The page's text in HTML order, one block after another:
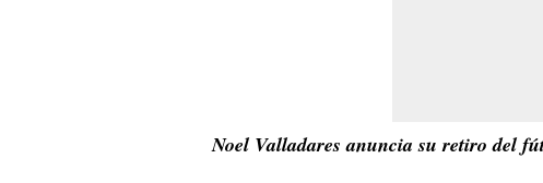
Noel Valladares anuncia su retiro del